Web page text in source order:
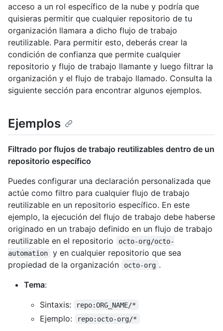
acceso a un rol específico de la nube y podría que
quisieras permitir que cualquier repositorio de tu
organización llamara a dicho flujo de trabajo
reutilizable. Para permitir esto, deberás crear la
condición de confianza que permite cualquier
repositorio y flujo de trabajo llamante y luego filtrar la
organización y el flujo de trabajo llamado. Consulta la
siguiente sección para encontrar algunos ejemplos.
Ejemplos
Filtrado por flujos de trabajo reutilizables dentro de un
repositorio específico
Puedes configurar una declaración personalizada que
actúe como filtro para cualquier flujo de trabajo
reutilizable en un repositorio específico. En este
ejemplo, la ejecución del flujo de trabajo debe haberse
originado en un trabajo definido en un flujo de trabajo
reutilizable en el repositorio
octo-org/octo-
automation
y en cualquier repositorio que sea
propiedad de la organización
octo-org .
Tema:
Sintaxis:
repo:ORG_NAME/*
Ejemplo: repo:octo-org/*